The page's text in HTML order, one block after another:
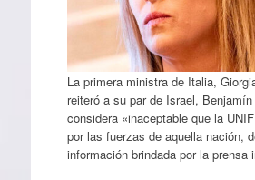
La primera ministra de Italia,
reiteró a su par de Israel,
considera «inaceptable que la
por las fuerzas de aquella nación,
información brindada por la prensa